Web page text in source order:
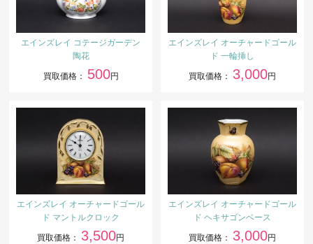
エインズレイ コテージガーデン
陶花
買取価格： 500円
エインズレイ オーチャードゴール
ド 一輪挿し
買取価格： 3,000円
エインズレイ オーチャードゴール
ド マントルクロック
買取価格： 3,500円
エインズレイ オーチャードゴール
ド ヘキサゴンベース
買取価格： 3,000円